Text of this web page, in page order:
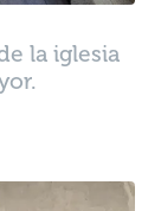
la iglesia